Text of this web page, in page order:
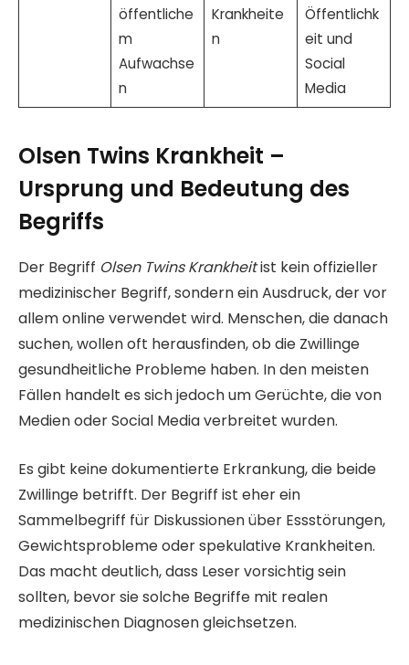
öffentliche
m
Aufwachse
n
Krankheite
n
Öffentlichk
eit und
Social
Media
Olsen Twins Krankheit –
Ursprung und Bedeutung des
Begriffs
Der Begriff Olsen Twins Krankheitist kein offizieller
medizinischer Begriff, sondern ein Ausdruck, der vor
allem online verwendet wird. Menschen, die danach
suchen, wollen oft herausfinden, ob die Zwillinge
gesundheitliche Probleme haben. In den meisten
Fällen handelt es sich jedoch um Gerüchte, die von
Medien oder Social Media verbreitet wurden.
Es gibt keine dokumentierte Erkrankung, die beide
Zwillinge betrifft. Der Begriff ist eher ein
Sammelbegriff für Diskussionen über Essstörungen,
Gewichtsprobleme oder spekulative Krankheiten.
Das macht deutlich, dass Leser vorsichtig sein
sollten, bevor sie solche Begriffe mit realen
medizinischen Diagnosen gleichsetzen.